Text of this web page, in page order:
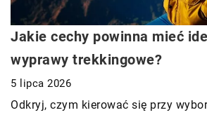
Jakie cechy powinna mieć
wyprawy trekkingowe?
5 lipca 2026
Odkryj, czym kierować się przy